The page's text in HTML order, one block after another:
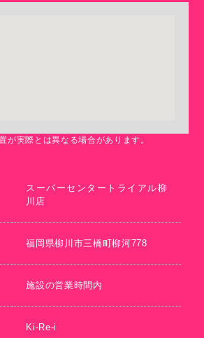
が実際とは異なる場合があります。
スーパーセンタートライアル柳
川店
福岡県柳川市三橋町柳河778
施設の営業時間内
Ki-Re-i